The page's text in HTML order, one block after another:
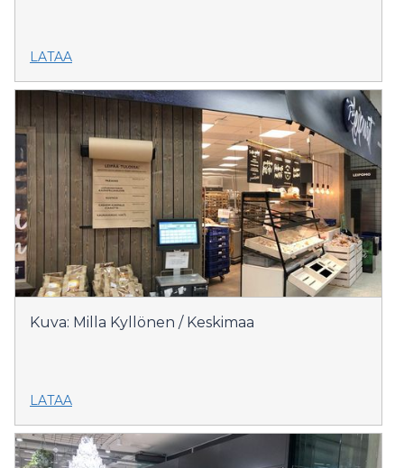
LATAA
Kuva: Milla Kyllönen / Keskimaa
LATAA